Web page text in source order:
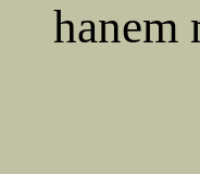
hanem